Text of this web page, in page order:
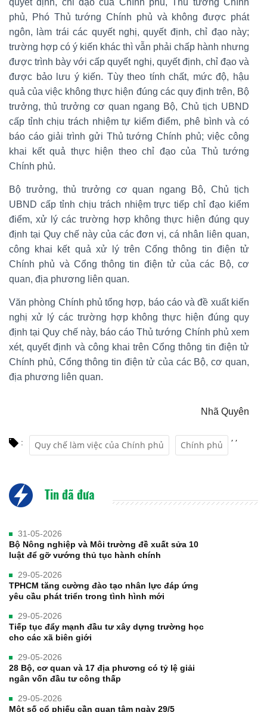
phủ, Phó Thủ tướng Chính phủ và không được phát
ngôn, làm trái các quyết nghị, quyết định, chỉ đạo này;
trường hợp có ý kiến khác thì vẫn phải chấp hành nhưng
được trình bày với cấp quyết nghị, quyết định, chỉ đạo và
được bảo lưu ý kiến. Tùy theo tính chất, mức độ, hậu
quả của việc không thực hiện đúng các quy định trên, Bộ
trưởng, thủ trưởng cơ quan ngang Bộ, Chủ tịch UBND
cấp tỉnh chịu trách nhiệm tự kiểm điểm, phê bình và có
báo cáo giải trình gửi Thủ tướng Chính phủ; việc công
khai kết quả thực hiện theo chỉ đạo của Thủ tướng
Chính phủ.
Bộ trưởng, thủ trưởng cơ quan ngang Bộ, Chủ tịch
UBND cấp tỉnh chịu trách nhiệm trực tiếp chỉ đạo kiểm
điểm, xử lý các trường hợp không thực hiện đúng quy
định tại Quy chế này của các đơn vị, cá nhân liên quan,
công khai kết quả xử lý trên Cổng thông tin điện tử
Chính phủ và Cổng thông tin điện tử của các Bộ, cơ
quan, địa phương liên quan.
Văn phòng Chính phủ tổng hợp, báo cáo và đề xuất kiến
nghị xử lý các trường hợp không thực hiện đúng quy
định tại Quy chế này, báo cáo Thủ tướng Chính phủ xem
xét, quyết định và công khai trên Cổng thông tin điện tử
Chính phủ, Cổng thông tin điện tử của các Bộ, cơ quan,
địa phương liên quan.
Nhã Quyên
: Quy chế làm việc của Chính phủ
,
Chính phủ
,
Tin đã đưa
31-05-2026
Bộ Nông nghiệp và Môi trường đề xuất sửa 10
luật để gỡ vướng thủ tục hành chính
29-05-2026
TPHCM tăng cường đào tạo nhân lực đáp ứng
yêu cầu phát triển trong tình hình mới
29-05-2026
Tiếp tục đẩy mạnh đầu tư xây dựng trường học
cho các xã biên giới
29-05-2026
28 Bộ, cơ quan và 17 địa phương có tỷ lệ giải
ngân vốn đầu tư công thấp
29-05-2026
Một số cổ phiếu cần quan tâm ngày 29/5